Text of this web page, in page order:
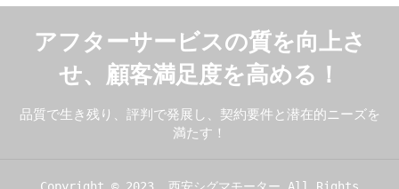
アフターサービスの質を向上さ
せ、顧客満足度を高める！
品質で生き残り、評判で発展し、契約要件と潜在的ニーズを
満たす！
Copyright © 2023, 西安シグマモーター All Rights